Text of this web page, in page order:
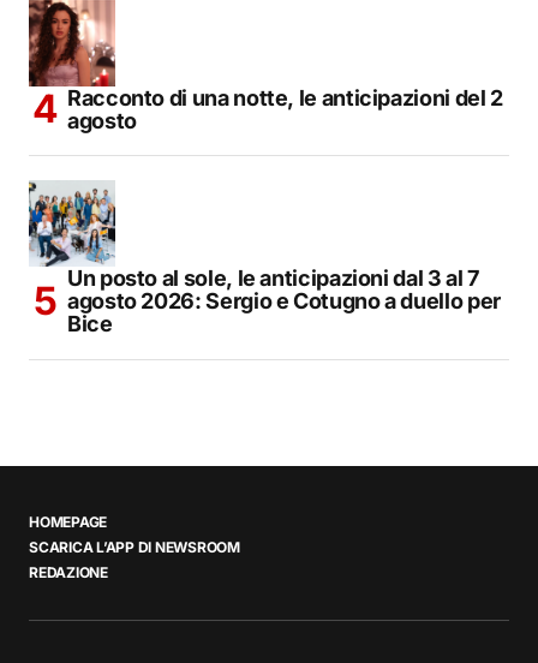
Racconto di una notte, le anticipazioni del 2
agosto
Un posto al sole, le anticipazioni dal 3 al 7
agosto 2026: Sergio e Cotugno a duello per
Bice
HOMEPAGE
SCARICA L’APP DI NEWSROOM
REDAZIONE